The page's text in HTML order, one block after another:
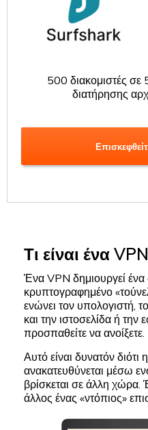
500 διακομιστές σε
διατήρησης
Τι είναι ένα
Ένα VPN δημιουργεί ένα
κρυπτογραφημένο
ενώνει τον υπολογιστή,
και την ιστοσελίδα ή
προσπαθείτε να ανοίξετε.
Αυτό είναι δυνατόν
ανακατευθύνεται μέσω
βρίσκεται σε άλλη χώρα.
άλλος ένας «ντόπιος»